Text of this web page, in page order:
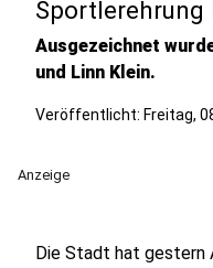
Sportlerehrung
Ausgezeichnet
und Linn Klein.
Veröffentlicht: Freitag,
Anzeige
Die Stadt hat gestern